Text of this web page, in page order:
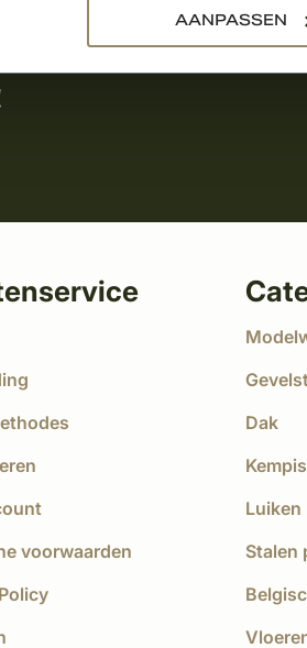
AANPASSEN
nieuws
voorwaarden
Dak
Luiken
Stalen